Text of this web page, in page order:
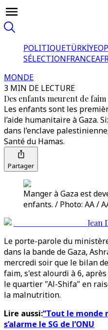
POLITIQUETÜRKİYE
SÉLECTIONFRANCE
MONDE
3 MIN DE LECTURE
Des enfants meurent de faim
Les enfants sont les
l’aide humanitaire à Gaza.
dans l’enclave
Santé du Hamas.
Partager
Manger à Gaza est
enfants. / Photo: AA /
Jean
Le porte-parole du
dans la bande de Gaza,
mercredi soir que le bilan
faim, s'est alourdi à 6,
le quartier "Al-Shifa" en
la malnutrition.
Lire aussi:“Tout le monde
s’alarme le SG de l’ONU